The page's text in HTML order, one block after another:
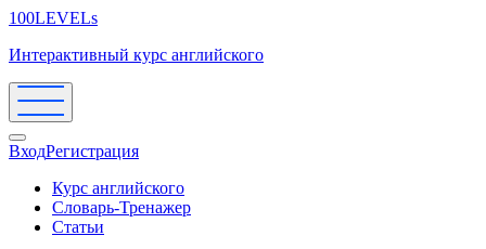
100LEVELs
Интерактивный курс английского
ВходРегистрация
Курс английского
Словарь-Тренажер
Статьи